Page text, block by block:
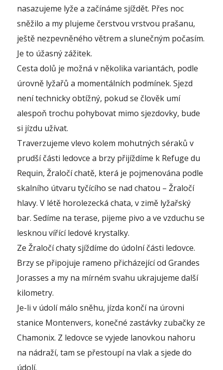
nasazujeme lyže a začínáme sjíždět. Přes noc
sněžilo a my plujeme čerstvou vrstvou prašanu,
ještě nezpevněného větrem a slunečným počasím.
Je to úžasný zážitek.
Cesta dolů je možná v několika variantách, podle
úrovně lyžařů a momentálních podmínek. Sjezd
není technicky obtížný, pokud se člověk umí
alespoň trochu pohybovat mimo sjezdovky, bude
si jízdu užívat.
Traverzujeme vlevo kolem mohutných séraků v
prudší části ledovce a brzy přijíždíme k Refuge du
Requin, Žraločí chatě, která je pojmenována podle
skalního útvaru tyčícího se nad chatou – Žraločí
hlavy. V létě horolezecká chata, v zimě lyžařský
bar. Sedíme na terase, pijeme pivo a ve vzduchu se
lesknou vířící ledové krystalky.
Ze Žraločí chaty sjíždíme do údolní části ledovce.
Brzy se připojuje rameno přicházející od Grandes
Jorasses a my na mírném svahu ukrajujeme další
kilometry.
Je-li v údolí málo sněhu, jízda končí na úrovni
stanice Montenvers, konečné zastávky zubačky ze
Chamonix. Z ledovce se vyjede lanovkou nahoru
na nádraží, tam se přestoupí na vlak a sjede do
údolí.